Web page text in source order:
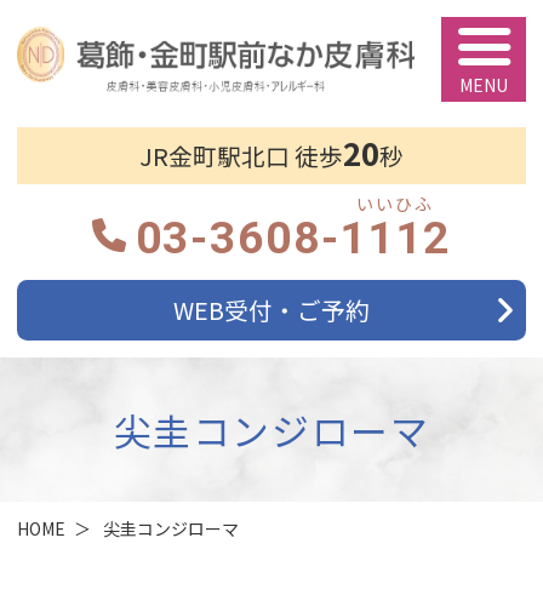
葛飾・金町駅
JR金町駅北口 徒歩20秒
03-3608-1112
WEB受付・ご予約
尖圭コンジローマ
HOME 尖圭コンジローマ